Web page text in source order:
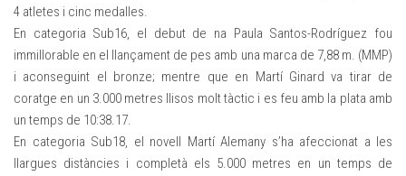
4 atletes i cinc medalles.
En categoria Sub16, el debut de na Paula Santos-Rodríguez fou
immillorable en el llançament de pes amb una marca de 7,88 m. (MMP)
i aconseguint el bronze; mentre que en Martí Ginard va tirar de
coratge en un 3.000 metres llisos molt tàctic i es feu amb la plata amb
un temps de 10:38.17.
En categoria Sub18, el novell Martí Alemany s’ha afeccionat a les
llargues distàncies i completà els 5.000 metres en un temps de